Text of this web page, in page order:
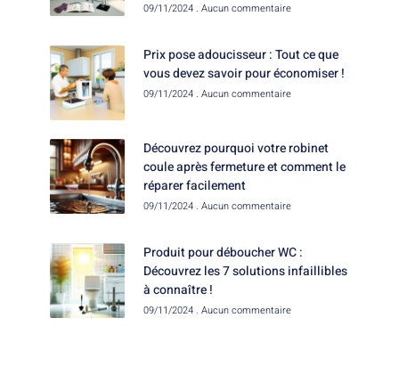
09/11/2024 Aucun commentaire
Prix pose adoucisseur : Tout ce que
vous devez savoir pour économiser !
09/11/2024 Aucun commentaire
Découvrez pourquoi votre robinet
coule après fermeture et comment le
réparer facilement
09/11/2024 Aucun commentaire
Produit pour déboucher WC :
Découvrez les 7 solutions infaillibles
à connaître !
09/11/2024 Aucun commentaire